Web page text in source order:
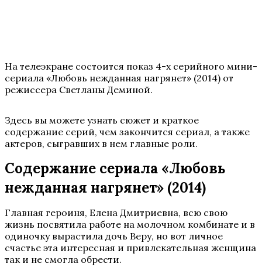
На телеэкране состоится показ 4-х серийного мини-
сериала «Любовь нежданная нагрянет» (2014) от
режиссера Светланы Деминой.
Здесь вы можете узнать сюжет и краткое
содержание серий, чем закончится сериал, а также
актеров, сыгравших в нем главные роли.
Содержание сериала «Любовь
нежданная нагрянет» (2014)
Главная героиня, Елена Дмитриевна, всю свою
жизнь посвятила работе на молочном комбинате и в
одиночку вырастила дочь Веру, но вот личное
счастье эта интересная и привлекательная женщина
так и не смогла обрести.